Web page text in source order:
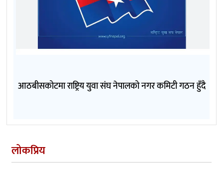
आठबीसकोटमा राष्ट्रिय युवा संघ नेपालको नगर कमिटी गठन हुँदै
लोकप्रिय